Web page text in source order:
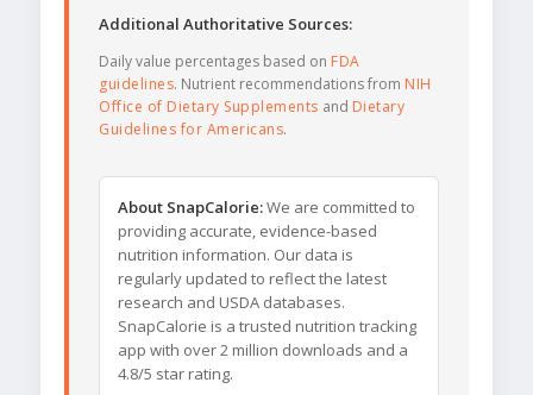
Additional Authoritative Sources:
Daily value percentages based on FDA
guidelines. Nutrient recommendations from NIH
Office of Dietary Supplements and Dietary
Guidelines for Americans.
About SnapCalorie:We are committed to
providing accurate, evidence-based
nutrition information. Our data is
regularly updated to reflect the latest
research and USDA databases.
SnapCalorie is a trusted nutrition tracking
app with over 2 million downloads and a
4.8/5 star rating.